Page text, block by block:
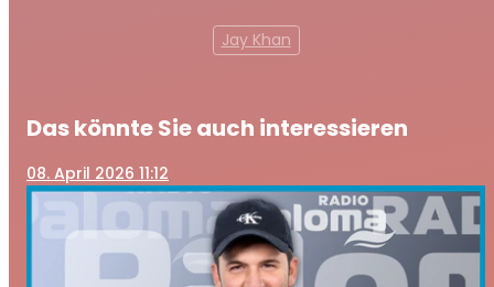
Jay Khan
Das könnte Sie auch interessieren
08. April 2026 11:12